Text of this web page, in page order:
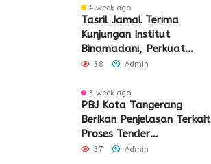
4 week ago
Tasril Jamal Terima
Kunjungan Institut
Binamadani, Perkuat
Sinergi Bangun SDM Kota
38 Admin
3 week ago
PBJ Kota Tangerang
Berikan Penjelasan Terkait
Proses Tender
Pembangunan Eks Pabrik
37 Admin